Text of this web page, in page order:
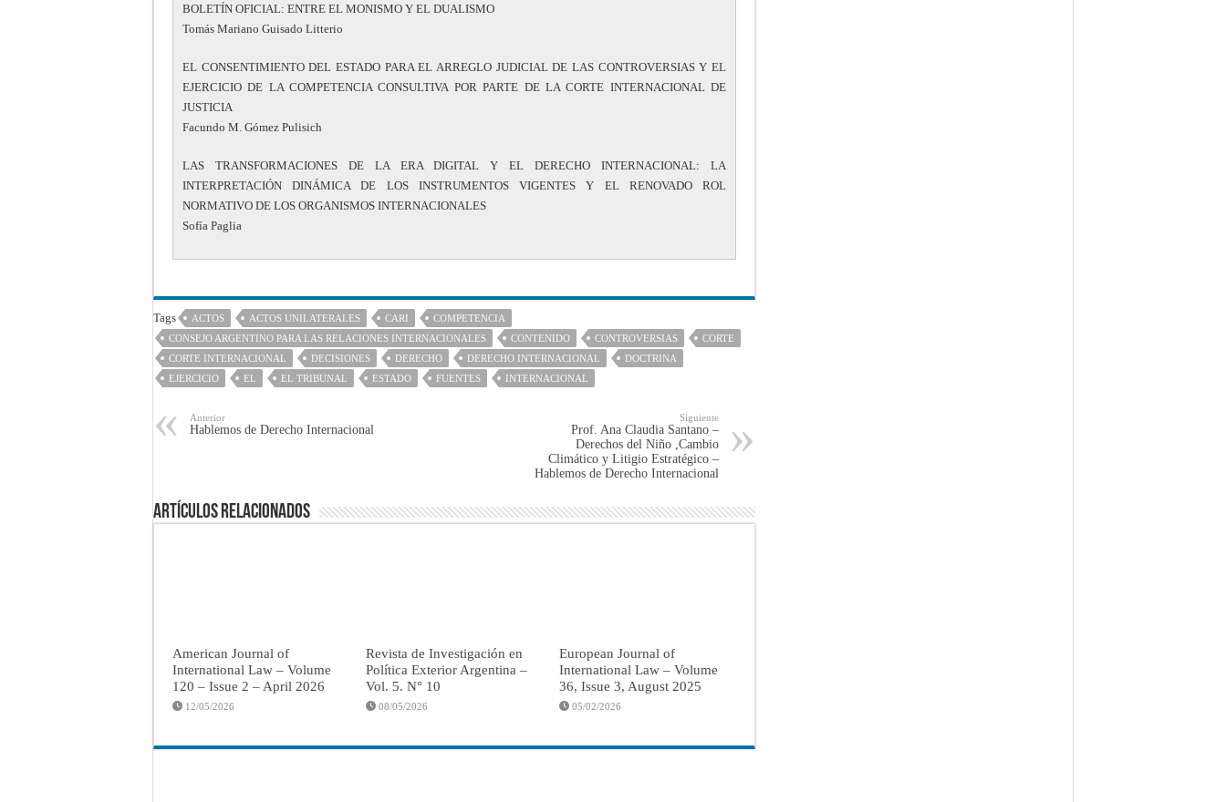
BOLETÍN OFICIAL: ENTRE EL MONISMO Y EL DUALISMO
Tomás Mariano Guisado Litterio
EL CONSENTIMIENTO DEL ESTADO PARA EL ARREGLO JUDICIAL DE LAS CONTROVERSIAS Y EL
EJERCICIO DE LA COMPETENCIA CONSULTIVA POR PARTE DE LA CORTE INTERNACIONAL DE
JUSTICIA
Facundo M. Gómez Pulisich
LAS TRANSFORMACIONES DE LA ERA DIGITAL Y EL DERECHO INTERNACIONAL: LA
INTERPRETACIÓN DINÁMICA DE LOS INSTRUMENTOS VIGENTES Y EL RENOVADO ROL
NORMATIVO DE LOS ORGANISMOS INTERNACIONALES
Sofía Paglia
Tags ACTOS ACTOS UNILATERALES CARI
COMPETENCIA
CONSEJO ARGENTINO PARA LAS RELACIONES INTERNACIONALES
CONTENIDO CONTROVERSIAS
CORTE
CORTE INTERNACIONAL
DECISIONES DERECHO DERECHO INTERNACIONAL
DOCTRINA
EJERCICIO
EL EL TRIBUNAL ESTADO FUENTES INTERNACIONAL
Anterior
Hablemos de Derecho Internacional
Siguiente
Prof. Ana Claudia Santano –
Derechos del Niño ,Cambio
Climático y Litigio Estratégico –
Hablemos de Derecho Internacional
Artículos Relacionados
American Journal of
International Law – Volume
120 – Issue 2 – April 2026
12/05/2026
Revista de Investigación en
Política Exterior Argentina –
Vol. 5. N° 10
08/05/2026
European Journal of
International Law – Volume
36, Issue 3, August 2025
05/02/2026